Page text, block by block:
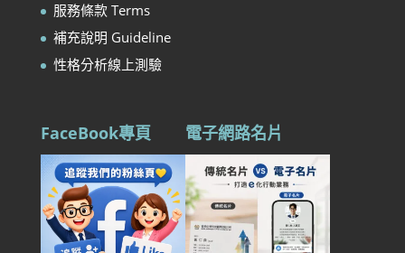
服務條款 Terms
補充說明 Guideline
性格分析線上測驗
FaceBook專頁 電子網路名片